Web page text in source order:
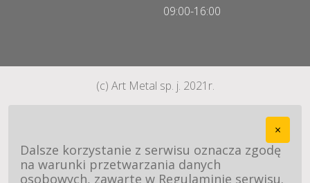
09:00-16:00
(c) Art Metal sp. j. 2021r.
×
Dalsze korzystanie z serwisu oznacza zgodę
na warunki przetwarzania danych
osobowych, zawarte w Regulaminie serwisu.